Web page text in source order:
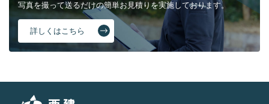
写真を撮って送るだけの簡単お見積りを実施しております。
詳しくはこちら